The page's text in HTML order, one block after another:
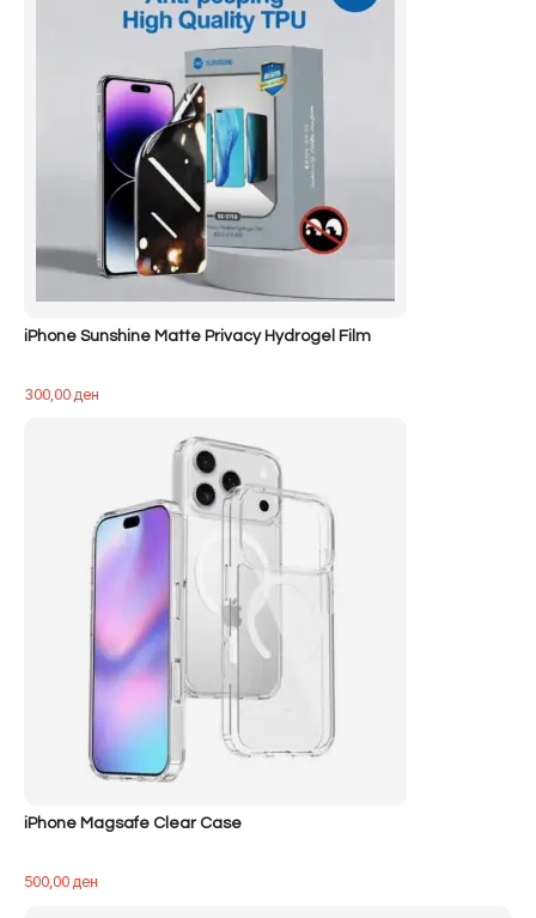
iPhone Sunshine Matte Privacy Hydrogel Film
300,00ден
iPhone Magsafe Clear Case
500,00ден